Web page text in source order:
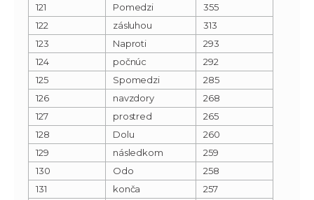
121
Pomedzi
355
122
zásluhou
313
123
Naproti
293
124
počnúc
292
125
Spomedzi
285
126
navzdory
268
127
prostred
265
128
Dolu
260
129
následkom
259
130
Odo
258
131
konča
257